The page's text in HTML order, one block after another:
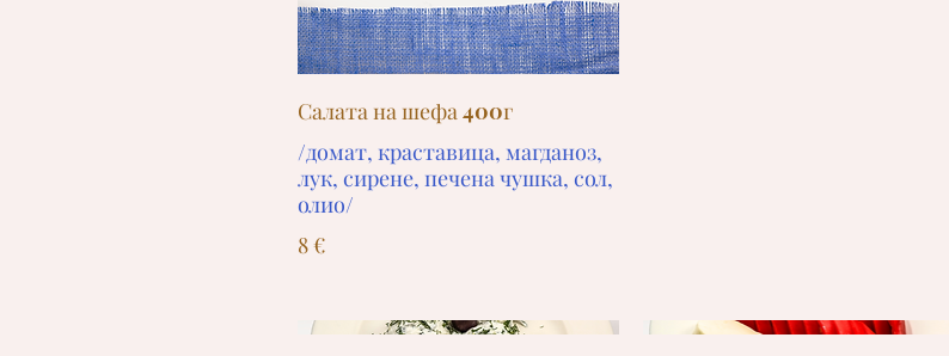
Салата на шефа 400г
/домат, краставица, магданоз,
лук, сирене, печена чушка, сол,
олио/
8 €